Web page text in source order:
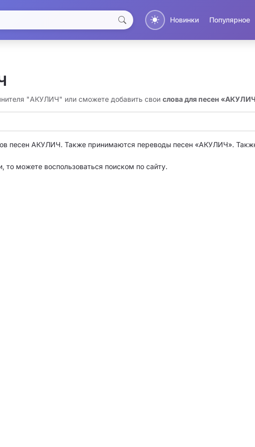
Новинки Популярное
"АКУЛИЧ" или сможете добавить свои слова для песен
песен АКУЛИЧ. Также принимаются переводы песен «АКУЛИЧ».
то можете воспользоваться поиском по сайту.